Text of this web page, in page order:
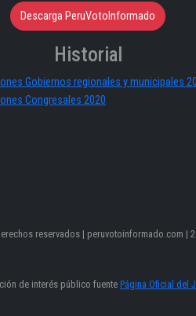
Descarga PeruVotoInformado
Historial
Gobiernos regionales y municipales
Congresales 2020
reservados | peruvotoinformado.com |
de interés público fuentePágina Oficial del